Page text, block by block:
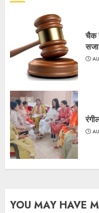
चैक
सजा
YOU MAY HAVE